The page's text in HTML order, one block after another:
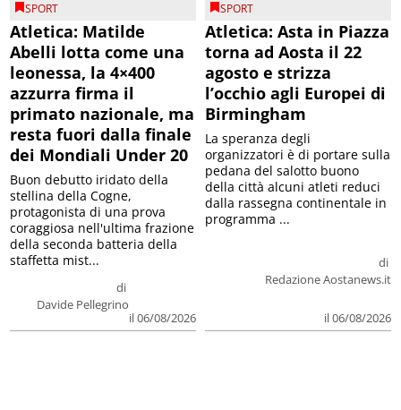
SPORT
Atletica: Matilde
Abelli lotta come una
leonessa, la 4×400
azzurra firma il
primato nazionale, ma
resta fuori dalla finale
dei Mondiali Under 20
di
Davide Pellegrino
il 06/08/2026
Buon debutto iridato della
stellina della Cogne,
protagonista di una prova
coraggiosa nell'ultima frazione
della seconda batteria della
staffetta mist...
SPORT
Atletica: Asta in Piazza
torna ad Aosta il 22
agosto e strizza
l’occhio agli Europei di
Birmingham
di
Redazione Aostanews.it
il 06/08/2026
La speranza degli
organizzatori è di portare sulla
pedana del salotto buono
della città alcuni atleti reduci
dalla rassegna continentale in
programma ...